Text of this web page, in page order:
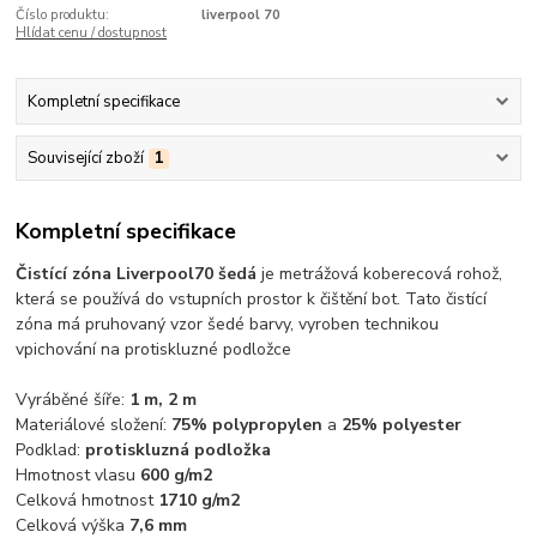
Číslo produktu:
liverpool 70
Hlídat cenu / dostupnost
Kompletní specifikace
Související zboží 1
Kompletní specifikace
Čistící zóna Liverpool70 šedá je metrážová koberecová rohož,
která se používá do vstupních prostor k čištění bot. Tato čistící
zóna má pruhovaný vzor šedé barvy, vyroben technikou
vpichování na protiskluzné podložce
Vyráběné šíře: 1 m, 2 m
Materiálové složení: 75% polypropylen a 25% polyester
Podklad: protiskluzná podložka
Hmotnost vlasu 600 g/m2
Celková hmotnost 1710 g/m2
Celková výška 7,6 mm